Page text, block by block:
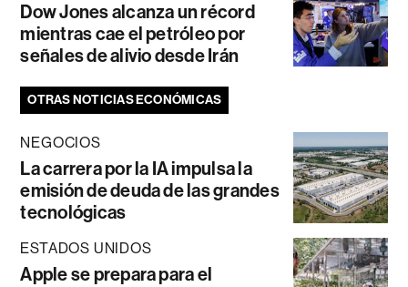
Dow Jones alcanza un récord
mientras cae el petróleo por
señales de alivio desde Irán
OTRAS NOTICIAS ECONÓMICAS
NEGOCIOS
La carrera por la IA impulsa la
emisión de deuda de las grandes
tecnológicas
ESTADOS UNIDOS
Apple se prepara para el